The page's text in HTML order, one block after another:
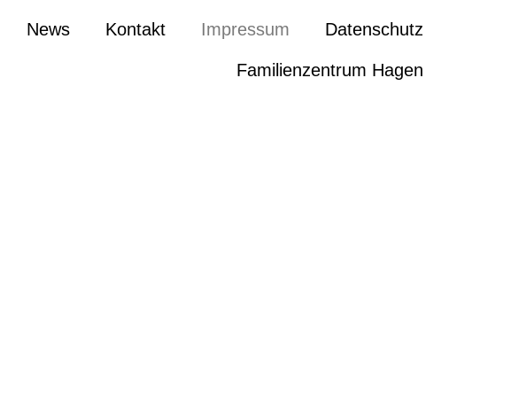
News Kontakt Impressum Datenschutz
Familienzentrum Hagen